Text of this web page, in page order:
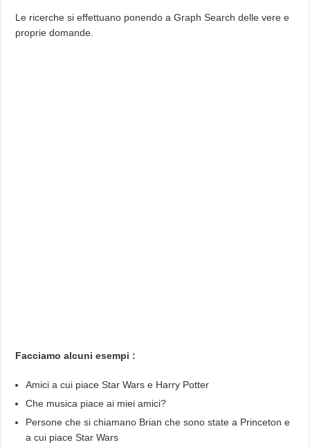
Le ricerche si effettuano ponendo a Graph Search delle vere e
proprie domande.
Facciamo alcuni esempi :
Amici a cui piace Star Wars e Harry Potter
Che musica piace ai miei amici?
Persone che si chiamano Brian che sono state a Princeton e
a cui piace Star Wars